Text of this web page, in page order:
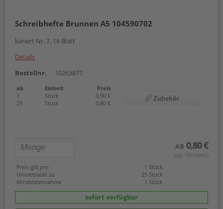
Schreibhefte Brunnen A5 104590702
kariert Nr. 7, 16 Blatt
Details
Bestellnr.
10263877
ab Einheit
Preis
1
Stück
0,90 €
25
Stück 0,80 €
Zubehör
AB 0,80 €
(zzgl. 19% Mwst.)
Preis gilt pro
1 Stück
Umverpackt zu
25 Stück
Mindestabnahme
1 Stück
sofort verfügbar